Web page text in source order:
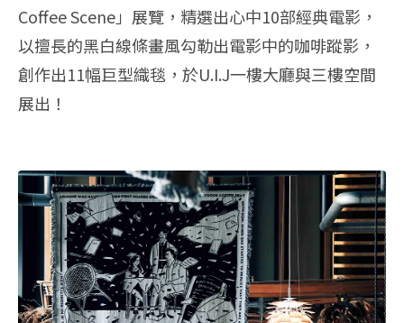
Coffee Scene」展覽，精選出心中10部經典電影，
以擅長的黑白線條畫風勾勒出電影中的咖啡蹤影，
創作出11幅巨型織毯，於U.I.J一樓大廳與三樓空間
展出！‭ ‬